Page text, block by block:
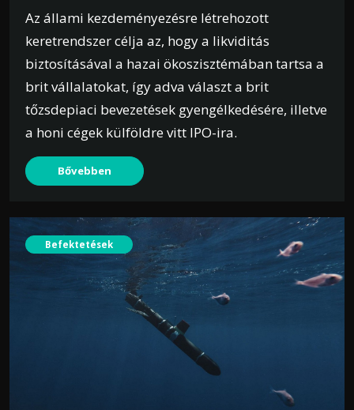
Az állami kezdeményezésre létrehozott
keretrendszer célja az, hogy a likviditás
biztosításával a hazai ökoszisztémában tartsa a
brit vállalatokat, így adva választ a brit
tőzsdepiaci bevezetések gyengélkedésére, illetve
a honi cégek külföldre vitt IPO-ira.
Bővebben
Befektetések